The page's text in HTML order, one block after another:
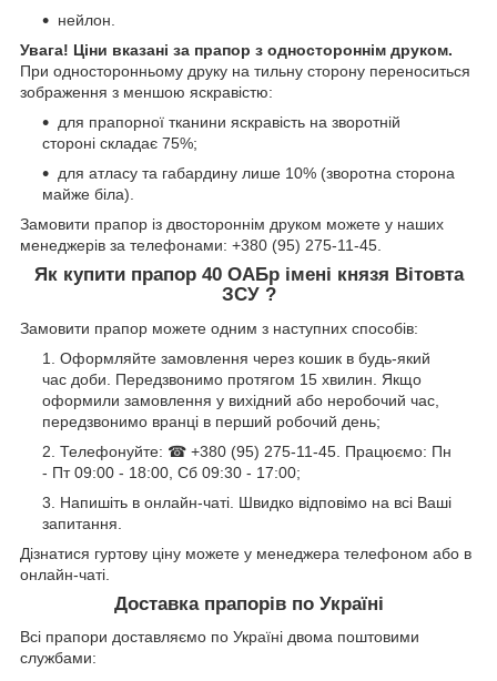
нейлон.
Увага! Ціни вказані за прапор з одностороннім друком.
При односторонньому друку на тильну сторону переноситься
зображення з меншою яскравістю:
для прапорної тканини яскравість на зворотній
стороні складає 75%;
для атласу та габардину лише 10% (зворотна сторона
майже біла).
Замовити прапор із двостороннім друком можете у наших
менеджерів за телефонами: +380 (95) 275-11-45.
Як купити прапор 40 ОАБр імені князя Вітовта
ЗСУ ?
Замовити прапор можете одним з наступних способів:
Оформляйте замовлення через кошик в будь-який
час доби. Передзвонимо протягом 15 хвилин. Якщо
оформили замовлення у вихідний або неробочий час,
передзвонимо вранці в перший робочий день;
Телефонуйте: ☎ +380 (95) 275-11-45. Працюємо: Пн
- Пт 09:00 - 18:00, Сб 09:30 - 17:00;
Напишіть в онлайн-чаті. Швидко відповімо на всі Ваші
запитання.
Дізнатися гуртову ціну можете у менеджера телефоном або в
онлайн-чаті.
Доставка прапорів по Україні
Всі прапори доставляємо по Україні двома поштовими
службами: